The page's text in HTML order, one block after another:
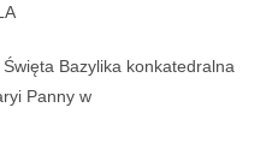
Bazylika konkatedralna
Panny w